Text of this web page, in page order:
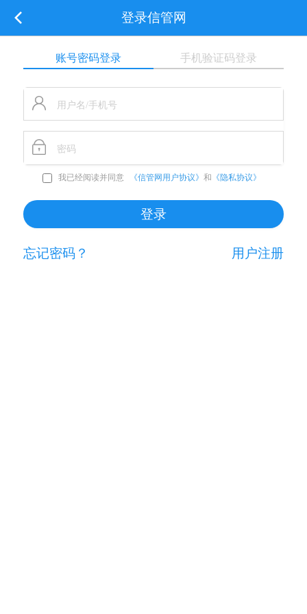
登录信管网
账号密码登录 手机验证码登录
我已经阅读并同意 《信管网用户协议》 和 《隐私协议》
忘记密码？ 用户注册